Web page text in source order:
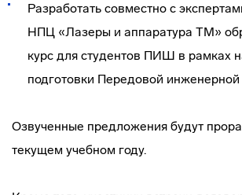
Разработать совместно с
НПЦ «Лазеры и аппаратура ТМ»
курс для студентов ПИШ в рамках
подготовки Передовой
Озвученные предложения будут
текущем учебном году.